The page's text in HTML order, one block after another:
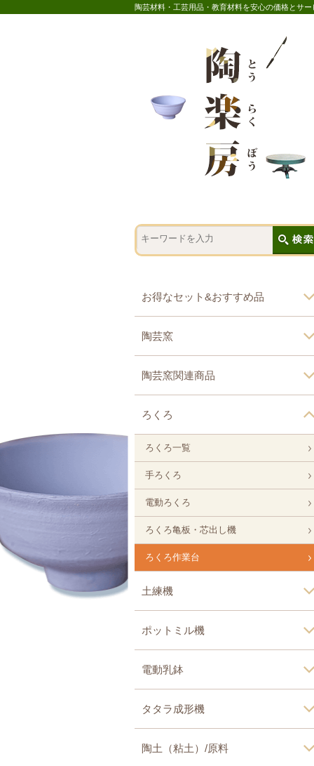
陶芸材料・工芸用品・教育材料を安心の価格とサ
お得なセット&おすすめ品
陶芸窯
陶芸窯関連商品
ろくろ
ろくろ一覧
手ろくろ
電動ろくろ
ろくろ亀板・芯出し機
ろくろ作業台
土練機
ポットミル機
電動乳鉢
タタラ成形機
陶土（粘土）/原料